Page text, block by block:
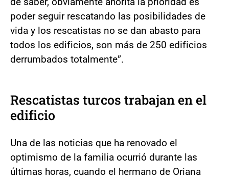
poder seguir rescatando las posibilidades de
vida y los rescatistas no se dan abasto para
todos los edificios, son más de 250 edificios
derrumbados totalmente”.
Rescatistas turcos trabajan en el
edificio
Una de las noticias que ha renovado el
optimismo de la familia ocurrió durante las
últimas horas, cuando el hermano de Oriana